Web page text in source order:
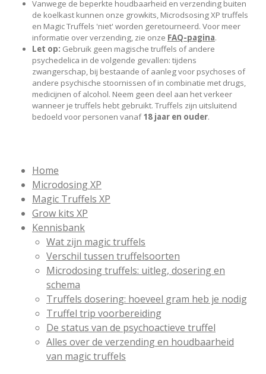
Vanwege de beperkte houdbaarheid en verzending buiten
de koelkast kunnen onze growkits, Microdsosing XP truffels
en Magic Truffels 'niet' worden geretourneerd. Voor meer
informatie over verzending, zie onze FAQ-pagina.
Let op: Gebruik geen magische truffels of andere
psychedelica in de volgende gevallen: tijdens
zwangerschap, bij bestaande of aanleg voor psychoses of
andere psychische stoornissen of in combinatie met drugs,
medicijnen of alcohol. Neem geen deel aan het verkeer
wanneer je truffels hebt gebruikt. Truffels zijn uitsluitend
bedoeld voor personen vanaf18 jaar en ouder.
Home
Microdosing XP
Magic Truffels XP
Grow kits XP
Kennisbank
Wat zijn magic truffels
Verschil tussen truffelsoorten
Microdosing truffels: uitleg, dosering en
schema
Truffels dosering: hoeveel gram heb je nodig
Truffel trip voorbereiding
De status van de psychoactieve truffel
Alles over de verzending en houdbaarheid
van magic truffels